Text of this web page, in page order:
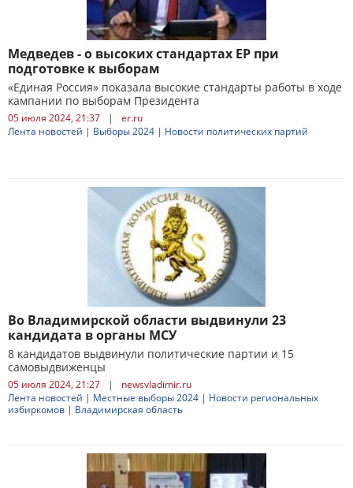
Медведев - о высоких стандартах ЕР при
подготовке к выборам
«Единая Россия» показала высокие стандарты работы в ходе
кампании по выборам Президента
05 июля 2024, 21:37 |
er.ru
Лента новостей | Выборы 2024 | Новости политических партий
Во Владимирской области выдвинули 23
кандидата в органы МСУ
8 кандидатов выдвинули политические партии и 15
самовыдвиженцы
05 июля 2024, 21:27 |
newsvladimir.ru
Лента новостей | Местные выборы 2024 | Новости региональных
избиркомов | Владимирская область